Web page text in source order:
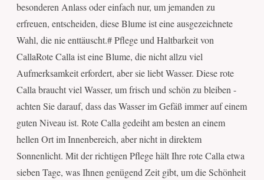
besonderen Anlass oder einfach nur, um jemanden zu
erfreuen, entscheiden, diese Blume ist eine ausgezeichnete
Wahl, die nie enttäuscht.# Pflege und Haltbarkeit von
CallaRote Calla ist eine Blume, die nicht allzu viel
Aufmerksamkeit erfordert, aber sie liebt Wasser. Diese rote
Calla braucht viel Wasser, um frisch und schön zu bleiben -
achten Sie darauf, dass das Wasser im Gefäß immer auf einem
guten Niveau ist. Rote Calla gedeiht am besten an einem
hellen Ort im Innenbereich, aber nicht in direktem
Sonnenlicht. Mit der richtigen Pflege hält Ihre rote Calla etwa
sieben Tage, was Ihnen genügend Zeit gibt, um die Schönheit